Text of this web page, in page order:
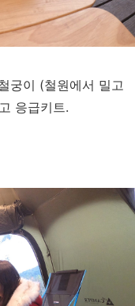
궁이 (철원에서 밀고
응급키트.